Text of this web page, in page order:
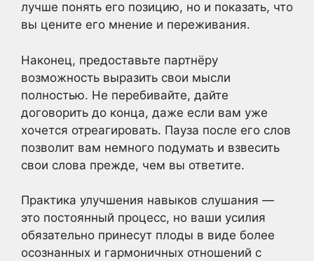
лучше понять его позицию, но и показать, что
вы цените его мнение и переживания.
Наконец, предоставьте партнёру
возможность выразить свои мысли
полностью. Не перебивайте, дайте
договорить до конца, даже если вам уже
хочется отреагировать. Пауза после его слов
позволит вам немного подумать и взвесить
свои слова прежде, чем вы ответите.
Практика улучшения навыков слушания —
это постоянный процесс, но ваши усилия
обязательно принесут плоды в виде более
осознанных и гармоничных отношений с